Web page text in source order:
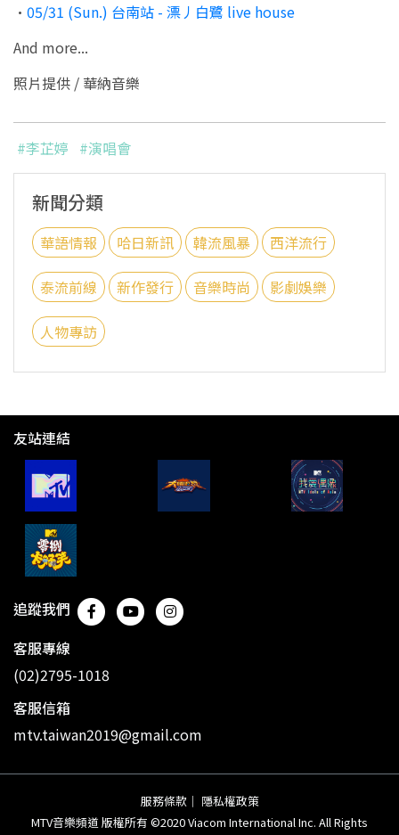
• 05/31 (Sun.) 台南站 - 漂丿白鷺 live house
And more...
照片提供 / 華納音樂
#李芷婷 #演唱會
新聞分類
華語情報 哈日新訊 韓流風暴 西洋流行
泰流前線 新作發行 音樂時尚 影劇娛樂
人物專訪
友站連結
追蹤我們
客服專線
(02)2795-1018
客服信箱
mtv.taiwan2019@gmail.com
服務條款 ｜ 隱私權政策
MTV音樂頻道 版權所有 ©2020 Viacom International Inc. All Rights